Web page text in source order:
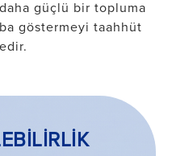
güçlü bir topluma
göstermeyi taahhüt